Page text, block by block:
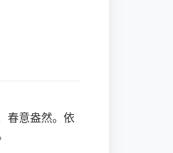
春意盎然。依